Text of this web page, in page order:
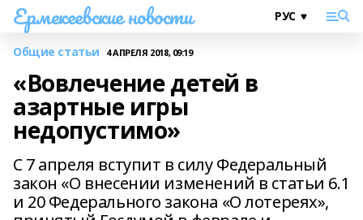
Ермекеевские новости
Общие статьи 4 АПРЕЛЯ 2018, 09:19
«Вовлечение детей в
азартные игры
недопустимо»
С 7 апреля вступит в силу Федеральный
закон «О внесении изменений в статьи 6.1
и 20 Федерального закона «О лотереях»,